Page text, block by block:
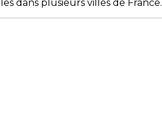
dans plusieurs villes de France.